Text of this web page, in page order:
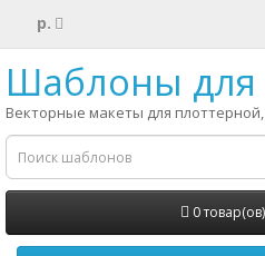
р.
Шаблоны для
Векторные макеты для
0